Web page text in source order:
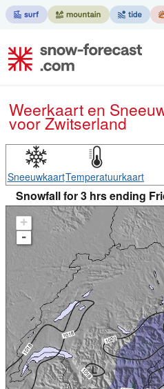
Weerkaart en
voor Zwitserland
SneeuwkaartTemperatuurkaart
Snowfall for 3 hrs ending
+
-